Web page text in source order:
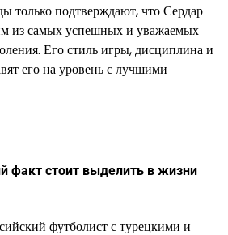
только подтверждают, что Сердар
из самых успешных и уважаемых
Его стиль игры, дисциплина и
его на уровень с лучшими
факт стоит выделить в жизни
футболист с турецкими и